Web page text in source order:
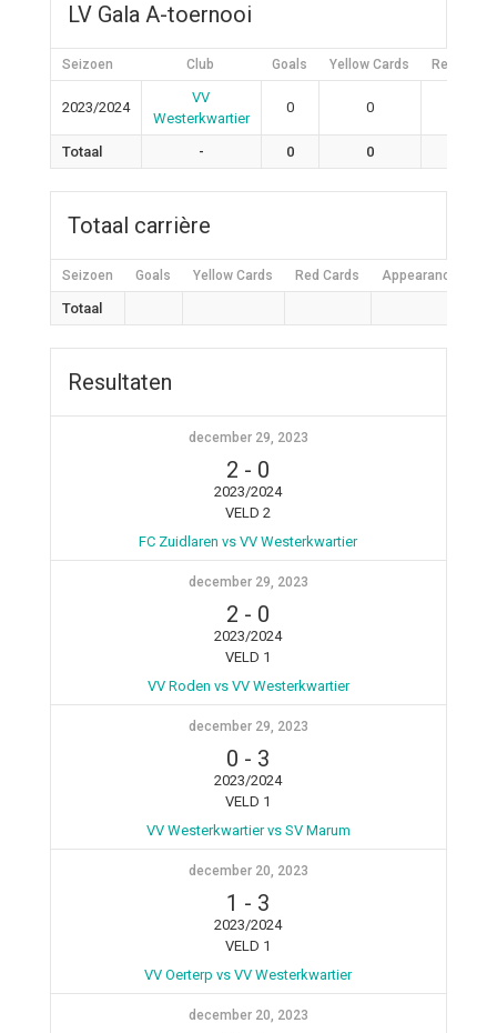
LV Gala A-toernooi
Seizoen Club Goals Yellow Cards Red Cards
2023/2024
VV
Westerkwartier
0 0
Totaal - 0 0
Totaal carrière
Seizoen Goals Yellow Cards Red Cards Appearances
Totaal
Resultaten
december 29, 2023
2 - 0
2023/2024
VELD 2
FC Zuidlaren vs VV Westerkwartier
december 29, 2023
2 - 0
2023/2024
VELD 1
VV Roden vs VV Westerkwartier
december 29, 2023
0 - 3
2023/2024
VELD 1
VV Westerkwartier vs SV Marum
december 20, 2023
1 - 3
2023/2024
VELD 1
VV Oerterp vs VV Westerkwartier
december 20, 2023